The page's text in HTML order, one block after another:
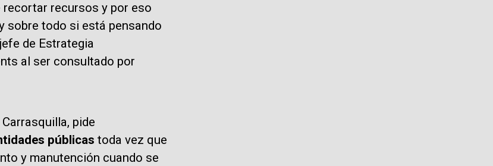
recortar recursos y por eso
sobre todo si está pensando
de Estrategia
al ser consultado por
pide
públicas toda vez que
y manutención cuando se